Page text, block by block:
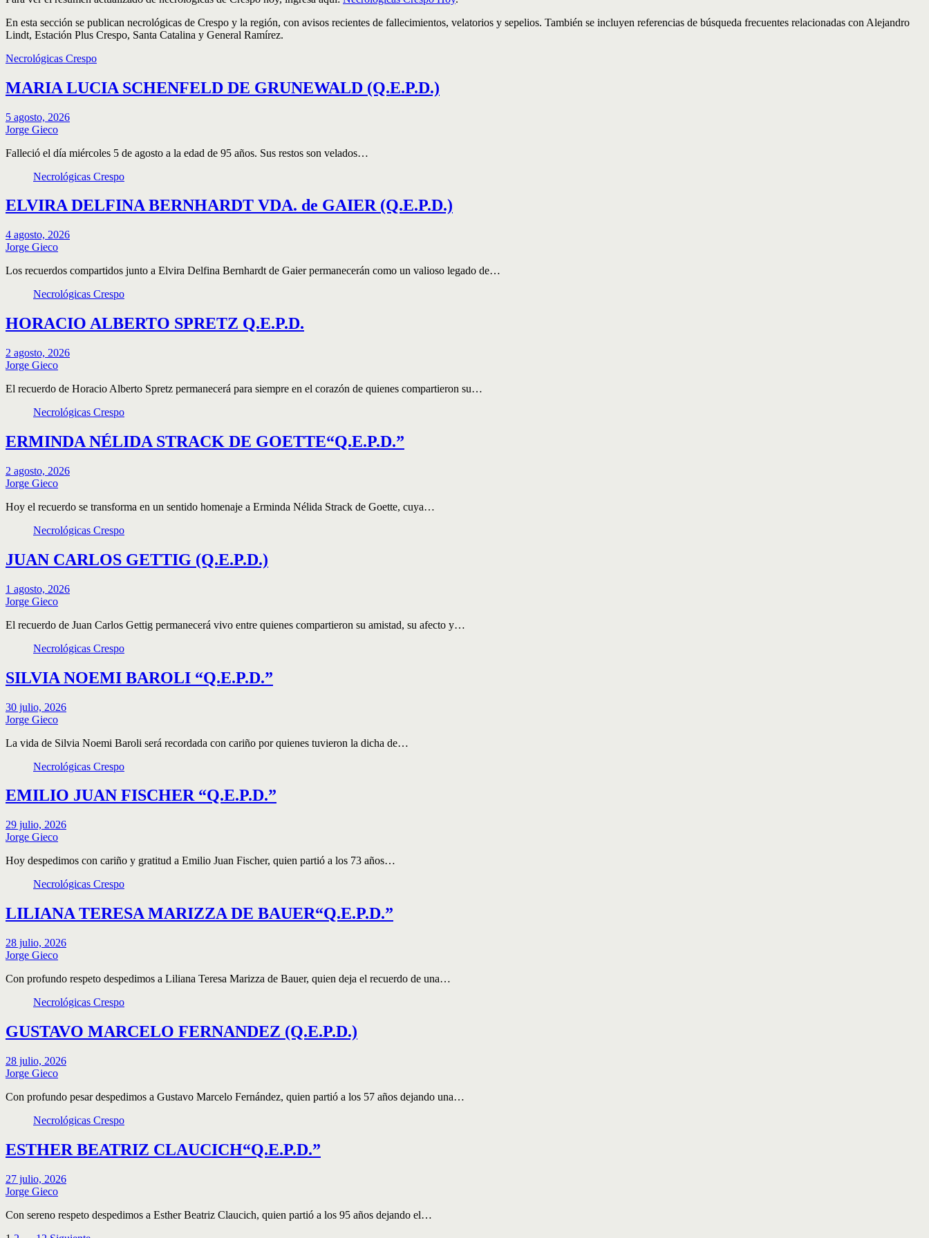
En esta sección se publican necrológicas de Crespo y la región, con avisos recientes de fallecimientos, velatorios y sepelios. También se incluyen referencias de búsqueda frecuentes relacionadas con Alejandro
Lindt, Estación Plus Crespo, Santa Catalina y General Ramírez.
Necrológicas Crespo
MARIA LUCIA SCHENFELD DE GRUNEWALD (Q.E.P.D.)
5 agosto, 2026
Jorge Gieco
Falleció el día miércoles 5 de agosto a la edad de 95 años. Sus restos son velados…
Necrológicas Crespo
ELVIRA DELFINA BERNHARDT VDA. de GAIER (Q.E.P.D.)
4 agosto, 2026
Jorge Gieco
Los recuerdos compartidos junto a Elvira Delfina Bernhardt de Gaier permanecerán como un valioso legado de…
Necrológicas Crespo
HORACIO ALBERTO SPRETZ Q.E.P.D.
2 agosto, 2026
Jorge Gieco
El recuerdo de Horacio Alberto Spretz permanecerá para siempre en el corazón de quienes compartieron su…
Necrológicas Crespo
ERMINDA NÉLIDA STRACK DE GOETTE“Q.E.P.D.”
2 agosto, 2026
Jorge Gieco
Hoy el recuerdo se transforma en un sentido homenaje a Erminda Nélida Strack de Goette, cuya…
Necrológicas Crespo
JUAN CARLOS GETTIG (Q.E.P.D.)
1 agosto, 2026
Jorge Gieco
El recuerdo de Juan Carlos Gettig permanecerá vivo entre quienes compartieron su amistad, su afecto y…
Necrológicas Crespo
SILVIA NOEMI BAROLI “Q.E.P.D.”
30 julio, 2026
Jorge Gieco
La vida de Silvia Noemi Baroli será recordada con cariño por quienes tuvieron la dicha de…
Necrológicas Crespo
EMILIO JUAN FISCHER “Q.E.P.D.”
29 julio, 2026
Jorge Gieco
Hoy despedimos con cariño y gratitud a Emilio Juan Fischer, quien partió a los 73 años…
Necrológicas Crespo
LILIANA TERESA MARIZZA DE BAUER“Q.E.P.D.”
28 julio, 2026
Jorge Gieco
Con profundo respeto despedimos a Liliana Teresa Marizza de Bauer, quien deja el recuerdo de una…
Necrológicas Crespo
GUSTAVO MARCELO FERNANDEZ (Q.E.P.D.)
28 julio, 2026
Jorge Gieco
Con profundo pesar despedimos a Gustavo Marcelo Fernández, quien partió a los 57 años dejando una…
Necrológicas Crespo
ESTHER BEATRIZ CLAUCICH“Q.E.P.D.”
27 julio, 2026
Jorge Gieco
Con sereno respeto despedimos a Esther Beatriz Claucich, quien partió a los 95 años dejando el…